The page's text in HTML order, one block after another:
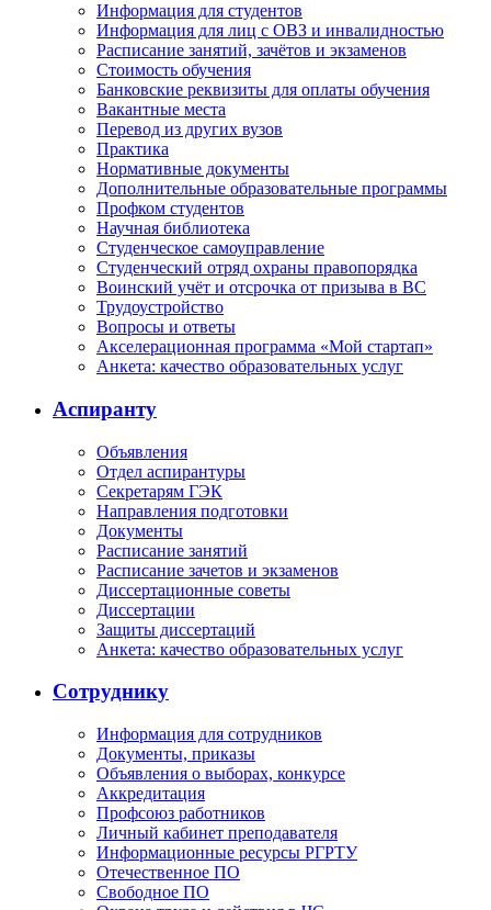
Информация для студентов
Информация для лиц с ОВЗ и инвалидностью
Расписание занятий, зачётов и экзаменов
Стоимость обучения
Банковские реквизиты для оплаты обучения
Вакантные места
Перевод из других вузов
Практика
Нормативные документы
Дополнительные образовательные программы
Профком студентов
Научная библиотека
Студенческое самоуправление
Студенческий отряд охраны правопорядка
Воинский учёт и отсрочка от призыва в ВС
Трудоустройство
Вопросы и ответы
Акселерационная программа «Мой стартап»
Анкета: качество образовательных услуг
Аспиранту
Объявления
Отдел аспирантуры
Секретарям ГЭК
Направления подготовки
Документы
Расписание занятий
Расписание зачетов и экзаменов
Диссертационные советы
Диссертации
Защиты диссертаций
Анкета: качество образовательных услуг
Сотруднику
Информация для сотрудников
Документы, приказы
Объявления о выборах, конкурсе
Аккредитация
Профсоюз работников
Личный кабинет преподавателя
Информационные ресурсы РГРТУ
Отечественное ПО
Свободное ПО